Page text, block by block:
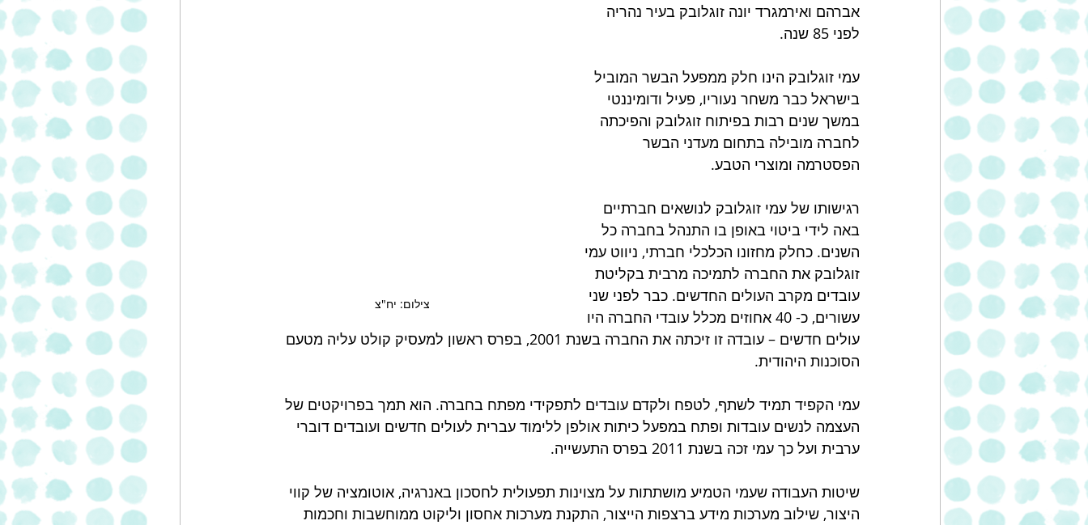
צילום: יח"צ
אברהם ואירמגרד יונה זוגלובק בעיר נהריה
לפני 85 שנה.
עמי זוגלובק הינו חלק ממפעל הבשר המוביל
בישראל כבר משחר נעוריו, פעיל ודומיננטי
במשך שנים רבות בפיתוח זוגלובק והפיכתה
לחברה מובילה בתחום מעדני הבשר
הפסטרמה ומוצרי הטבע.
רגישותו של עמי זוגלובק לנושאים חברתיים
באה לידי ביטוי באופן בו התנהל בחברה כל
השנים. כחלק מחזונו הכלכלי חברתי, ניווט עמי
זוגלובק את החברה לתמיכה מרבית בקליטת
עובדים מקרב העולים החדשים. כבר לפני שני
עשורים, כ- 40 אחוזים מכלל עובדי החברה היו
עולים חדשים – עובדה זו זיכתה את החברה בשנת 2001, בפרס ראשון למעסיק קולט עליה מטעם
הסוכנות היהודית.
עמי הקפיד תמיד לשתף, לטפח ולקדם עובדים לתפקידי מפתח בחברה. הוא תמך בפרויקטים של
העצמה לנשים עובדות ופתח במפעל כיתות אולפן ללימוד עברית לעולים חדשים ועובדים דוברי
ערבית ועל כך עמי זכה בשנת 2011 בפרס התעשייה.
שיטות העבודה שעמי הטמיע מושתתות על מצוינות תפעולית לחסכון באנרגיה, אוטומציה של קווי
היצור, שילוב מערכות מידע ברצפות הייצור, התקנת מערכות אחסון וליקוט ממוחשבות וחכמות